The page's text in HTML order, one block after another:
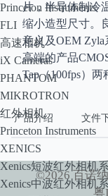
Princeton Instruments
FLI
高速相机
iX Cameras
PHANTOM
MIKROTRON
红外相机
Princeton Instruments
XENICS
Xenics短波红外相机
Xenics中波红外相机
片，半导体制冷
缩小造型尺寸。
意义及OEM
高端的产品
Tap（100fps）两
产品介绍 文件
©2026 百诺
粤